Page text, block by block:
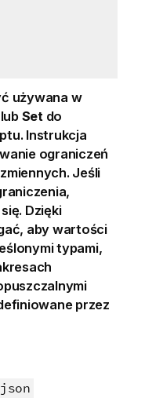
używana w
Setdo
Instrukcja
ograniczeń
Jeśli
Dzięki
aby wartości
typami,
przez
json